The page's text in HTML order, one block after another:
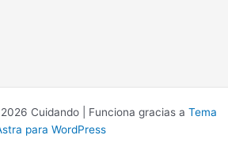
Cuidando | Funciona gracias a Tema
para WordPress